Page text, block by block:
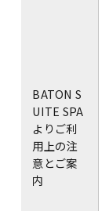
BATON S
UITE SPA
よりご利
用上の注
意とご案
内